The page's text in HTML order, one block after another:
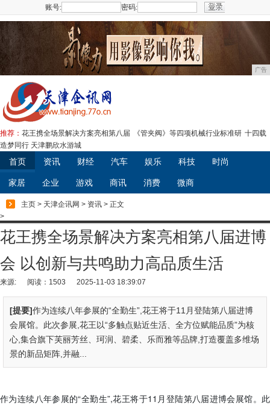
账号: 密码:
广告
推荐： 花王携全场景解决方案亮相第八届 《管夹阀》等四项机械行业标准研 十四载
造梦同行 天津鹏欣水游城
首页 资讯 财经 汽车 娱乐 科技 时尚
家居 企业 游戏 商讯 消费 微商
主页 > 天津企讯网 > 资讯 > 正文
>
花王携全场景解决方案亮相第八届进博
会 以创新与共鸣助力高品质生活
来源: 阅读：1503 2025-11-03 18:39:07
[提要]作为连续八年参展的“全勤生”,花王将于11月登陆第八届进博
会展馆。此次参展,花王以“多触点贴近生活、全方位赋能品质”为核
心,集合旗下芙丽芳丝、珂润、碧柔、乐而雅等品牌,打造覆盖多维场
景的新品矩阵,并融...
作为连续八年参展的“全勤生”,花王将于11月登陆第八届进博会展馆。此